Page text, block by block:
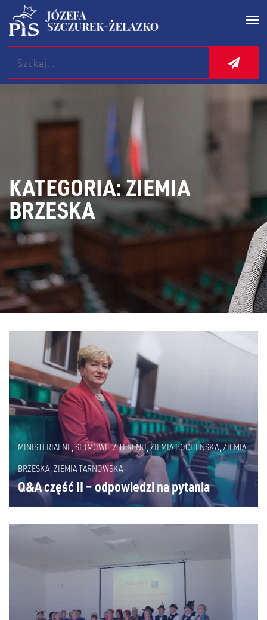
Search
KATEGORIA:ZIEMIA
BRZESKA
MINISTERIALNE,SEJMOWE,Z TERENU,ZIEMIA BOCHEŃSKA,ZIEMIA
BRZESKA, ZIEMIA TARNOWSKA
Q&A część II – odpowiedzi na pytania